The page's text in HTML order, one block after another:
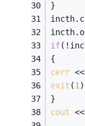
}
if
{
cerr <<
exit (1
}
cout <<